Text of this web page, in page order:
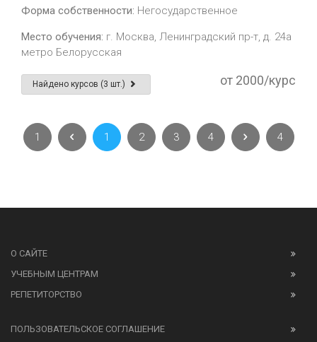
Форма собственности: Негосударственное
Место обучения: г. Москва, Ленинградский пр-т, д. 24а
метро Белорусская
Найдено курсов (3 шт.) от 2000/курс
1 1 2 3 4 4
О САЙТЕ
УЧЕБНЫМ ЦЕНТРАМ
РЕПЕТИТОРСТВО
ПОЛЬЗОВАТЕЛЬСКОЕ СОГЛАШЕНИЕ